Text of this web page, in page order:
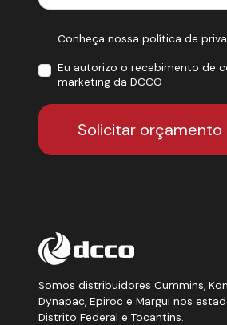
Conheça nossa política de
Eu autorizo o recebimento de
marketing da DCCO
Solicitar orçamento
Somos distribuidores Cummins,
Dynapac, Epiroc e Margui nos
Distrito Federal e Tocantins.